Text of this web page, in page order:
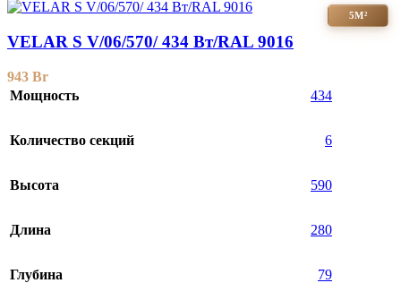
5М²
VELAR S V/06/570/ 434 Bт/RAL 9016
943 Br
Мощность
434
Количество секций 6
Высота 590
Длина 280
Глубина 79